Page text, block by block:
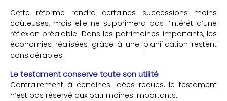
Cette réforme rendra certaines successions moins
coûteuses, mais elle ne supprimera pas l’intérêt d’une
réflexion préalable. Dans les patrimoines importants, les
économies réalisées grâce à une planification restent
considérables.
Le testament conserve toute son utilité
Contrairement à certaines idées reçues, le testament
n’est pas réservé aux patrimoines importants.